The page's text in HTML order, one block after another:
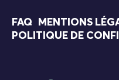
FAQ MENTIONS
POLITIQUE DE